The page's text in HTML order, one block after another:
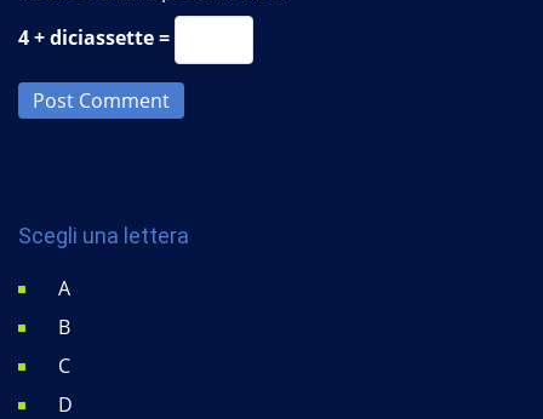
4 + diciassette =
Post Comment
Scegli una lettera
A
B
C
D